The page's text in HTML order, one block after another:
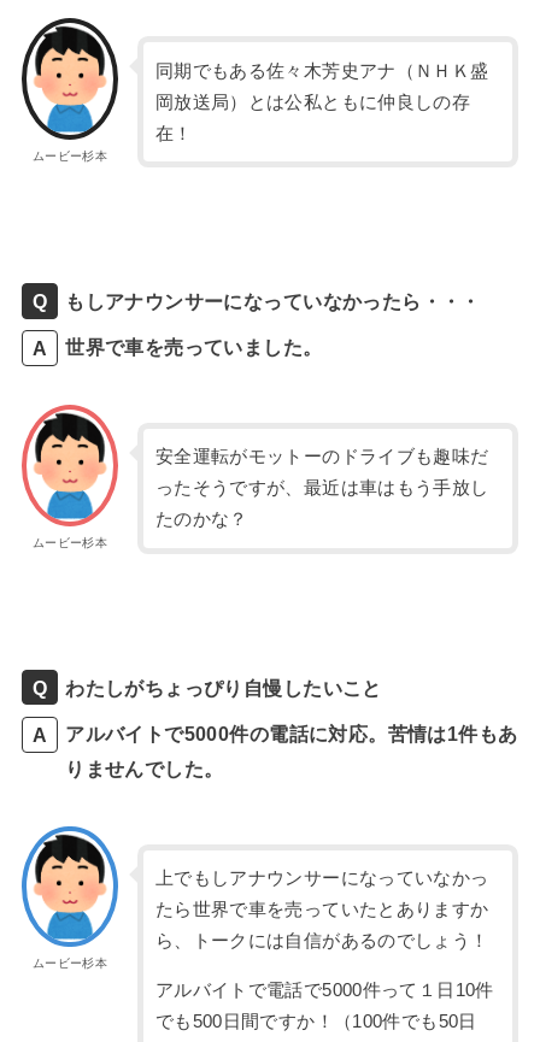
ムービー杉本
同期でもある佐々木芳史アナ（ＮＨＫ盛
岡放送局）とは公私ともに仲良しの存
在！
もしアナウンサーになっていなかったら・・・
世界で車を売っていました。
ムービー杉本
安全運転がモットーのドライブも趣味だ
ったそうですが、最近は車はもう手放し
たのかな？
わたしがちょっぴり自慢したいこと
アルバイトで5000件の電話に対応。苦情は1件もあ
りませんでした。
ムービー杉本
上でもしアナウンサーになっていなかっ
たら世界で車を売っていたとありますか
ら、トークには自信があるのでしょう！
アルバイトで電話で5000件って１日10件
でも500日間ですか！（100件でも50日